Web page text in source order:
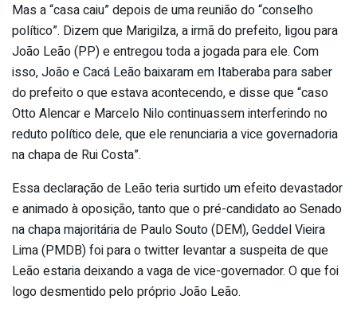
Mas a “casa caiu” depois de uma reunião do “conselho
político”. Dizem que Marigilza, a irmã do prefeito, ligou para
João Leão (PP) e entregou toda a jogada para ele. Com
isso, João e Cacá Leão baixaram em Itaberaba para saber
do prefeito o que estava acontecendo, e disse que “caso
Otto Alencar e Marcelo Nilo continuassem interferindo no
reduto político dele, que ele renunciaria a vice governadoria
na chapa de Rui Costa”.
Essa declaração de Leão teria surtido um efeito devastador
e animado à oposição, tanto que o pré-candidato ao Senado
na chapa majoritária de Paulo Souto (DEM), Geddel Vieira
Lima (PMDB) foi para o twitter levantar a suspeita de que
Leão estaria deixando a vaga de vice-governador. O que foi
logo desmentido pelo próprio João Leão.